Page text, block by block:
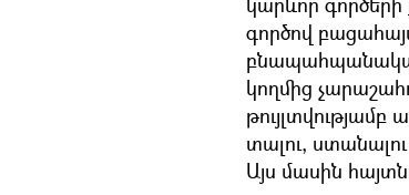
գործով
կողմից
տալու,
Այս մասին